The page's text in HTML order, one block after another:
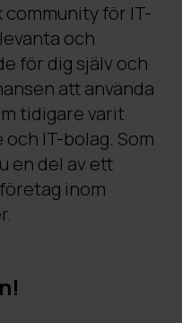
community för IT-
och
för dig själv och
att använda
tidigare varit
IT-bolag. Som
en del av ett
inom